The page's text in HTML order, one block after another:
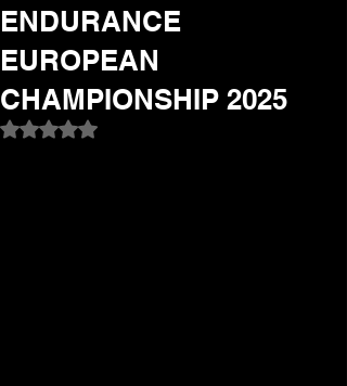
ENDURANCE
EUROPEAN
CHAMPIONSHIP 2025
Valutazione NaN stelle su 5.